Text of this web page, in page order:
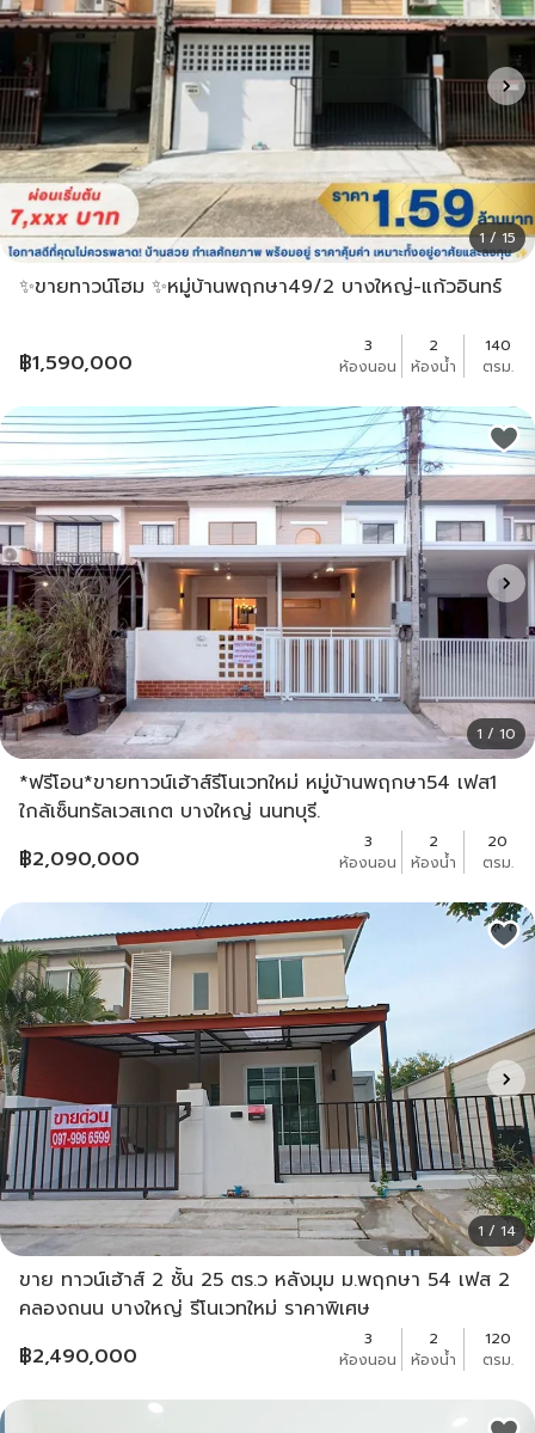
1 / 15
✨ขายทาวน์โฮม ✨หมู่บ้านพฤกษา49/2 บางใหญ่-แก้วอินทร์
฿1,590,000
3
ห้องนอน
2
ห้องน้ำ
140
ตรม.
1 / 10
*ฟรีโอน*ขายทาวน์เฮ้าส์รีโนเวทใหม่ หมู่บ้านพฤกษา54 เฟส1
ใกล้เซ็นทรัลเวสเกต บางใหญ่ นนทบุรี.
฿2,090,000
3
ห้องนอน
2
ห้องน้ำ
20
ตรม.
1 / 14
ขาย ทาวน์เฮ้าส์ 2 ชั้น 25 ตร.ว หลังมุม ม.พฤกษา 54 เฟส 2
คลองถนน บางใหญ่ รีโนเวทใหม่ ราคาพิเศษ
฿2,490,000
3
ห้องนอน
2
ห้องน้ำ
120
ตรม.